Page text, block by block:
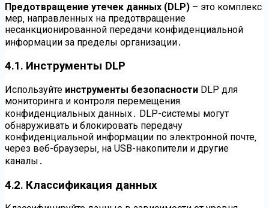
Предотвращение утечек данных (DLP) – это комплекс
мер‚ направленных на предотвращение
несанкционированной передачи конфиденциальной
информации за пределы организации․
4․1․ Инструменты DLP
Используйте инструменты безопасности DLP для
мониторинга и контроля перемещения
конфиденциальных данных․ DLP-системы могут
обнаруживать и блокировать передачу
конфиденциальной информации по электронной почте‚
через веб-браузеры‚ на USB-накопители и другие
каналы․
4․2․ Классификация данных